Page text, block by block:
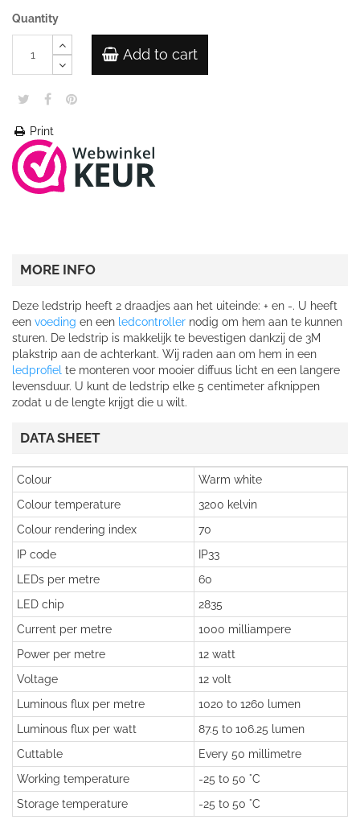
Quantity
Add to cart
Print
MORE INFO
Deze ledstrip heeft 2 draadjes aan het uiteinde: + en -. U heeft
een voeding en een ledcontroller nodig om hem aan te kunnen
sturen. De ledstrip is makkelijk te bevestigen dankzij de 3M
plakstrip aan de achterkant. Wij raden aan om hem in een
ledprofiel te monteren voor mooier diffuus licht en een langere
levensduur. U kunt de ledstrip elke 5 centimeter afknippen
zodat u de lengte krijgt die u wilt.
DATA SHEET
Colour
Warm white
Colour temperature
3200 kelvin
Colour rendering index
70
IP code
IP33
LEDs per metre
60
LED chip
2835
Current per metre
1000 milliampere
Power per metre
12 watt
Voltage
12 volt
Luminous flux per metre
1020 to 1260 lumen
Luminous flux per watt
87.5 to 106.25 lumen
Cuttable
Every 50 millimetre
Working temperature
-25 to 50 °C
Storage temperature
-25 to 50 °C